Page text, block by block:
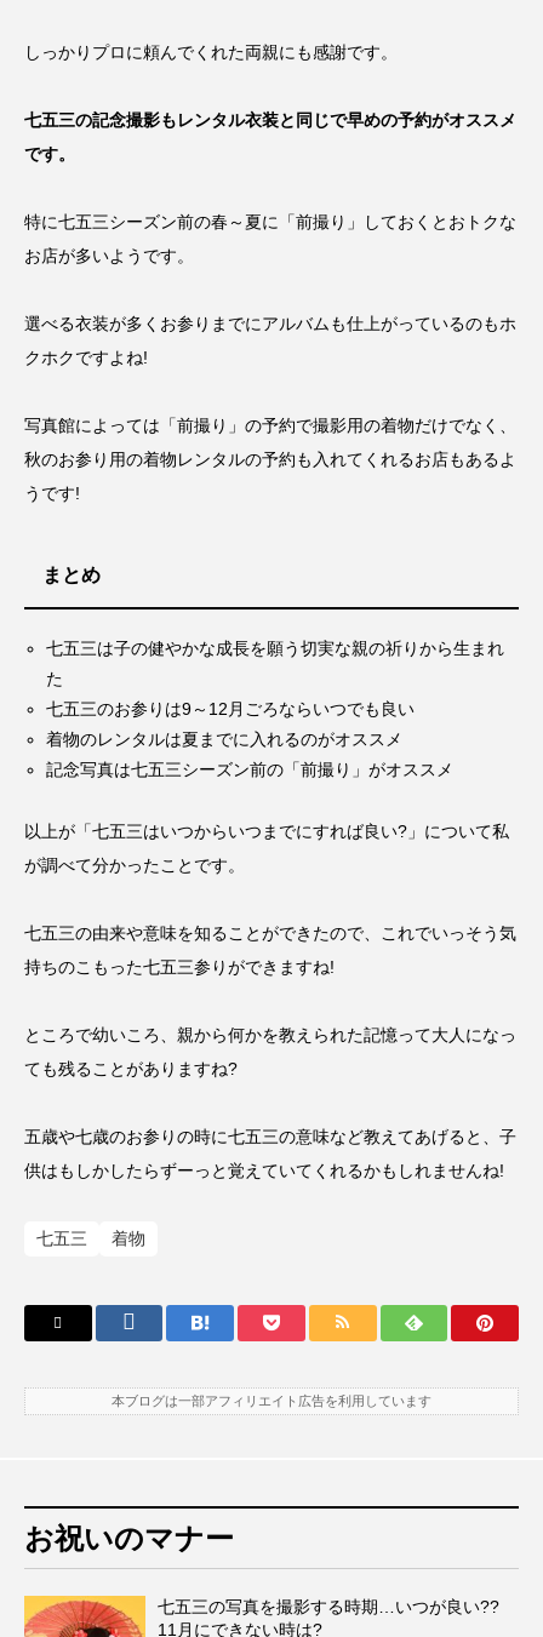
しっかりプロに頼んでくれた両親にも感謝です。
七五三の記念撮影もレンタル衣装と同じで早めの予約がオススメ
です。
特に七五三シーズン前の春～夏に「前撮り」しておくとおトクな
お店が多いようです。
選べる衣装が多くお参りまでにアルバムも仕上がっているのもホ
クホクですよね!
写真館によっては「前撮り」の予約で撮影用の着物だけでなく、
秋のお参り用の着物レンタルの予約も入れてくれるお店もあるよ
うです!
まとめ
七五三は子の健やかな成長を願う切実な親の祈りから生まれ
た
七五三のお参りは9～12月ごろならいつでも良い
着物のレンタルは夏までに入れるのがオススメ
記念写真は七五三シーズン前の「前撮り」がオススメ
以上が「七五三はいつからいつまでにすれば良い?」について私
が調べて分かったことです。
七五三の由来や意味を知ることができたので、これでいっそう気
持ちのこもった七五三参りができますね!
ところで幼いころ、親から何かを教えられた記憶って大人になっ
ても残ることがありますね?
五歳や七歳のお参りの時に七五三の意味など教えてあげると、子
供はもしかしたらずーっと覚えていてくれるかもしれませんね!
七五三 着物
本ブログは一部アフィリエイト広告を利用しています
お祝いのマナー
七五三の写真を撮影する時期…いつが良い??
11月にできない時は?